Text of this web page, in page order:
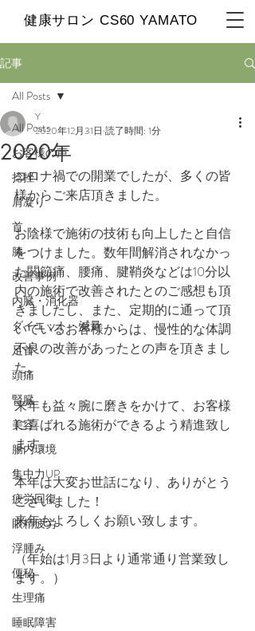
​健康サロン CS60 YAMATO
記事
All Posts
お客様の声
捻挫
肩凝り
首
膝
改善事例
内臓・消化器
ダイエット・減量
足首
頭痛
腎臓
美容
腸内環境
集中力UP
疲労回復
眼精疲労
浮腫み
便秘
生理痛
睡眠障害
All Posts
2020年
Y
2020年12月31日 読了時間: 1分
コロナ禍での開業でしたが、多くの皆
様からご来店頂きました。
お陰様で施術の技術も向上したと自信
をつけました。数年間解消されなかっ
た関節痛、腰痛、腱鞘炎などは10分以
内の施術で改善されたとのご感想も頂
きましたし、また、定期的に通って頂
いているお客様からは、慢性的な体調
不良の改善があったとの声を頂きまし
た。
来年も益々腕に磨きをかけて、お客様
に喜ばれる施術ができるよう精進致し
ます。
本年は大変お世話になり、ありがとう
ございました！
来年もよろしくお願い致します。
（年始は1月3日より通常通り営業致し
ます。）